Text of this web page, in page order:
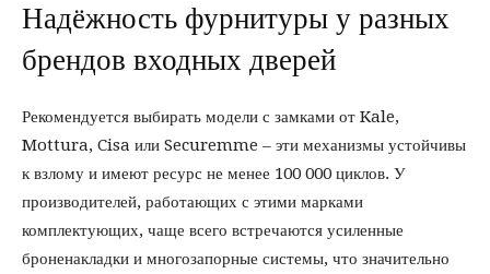
Надёжность фурнитуры у разных
брендов входных дверей
Рекомендуется выбирать модели с замками от Kale,
Mottura, Cisa или Securemme – эти механизмы устойчивы
к взлому и имеют ресурс не менее 100 000 циклов. У
производителей, работающих с этими марками
комплектующих, чаще всего встречаются усиленные
броненакладки и многозапорные системы, что значительно